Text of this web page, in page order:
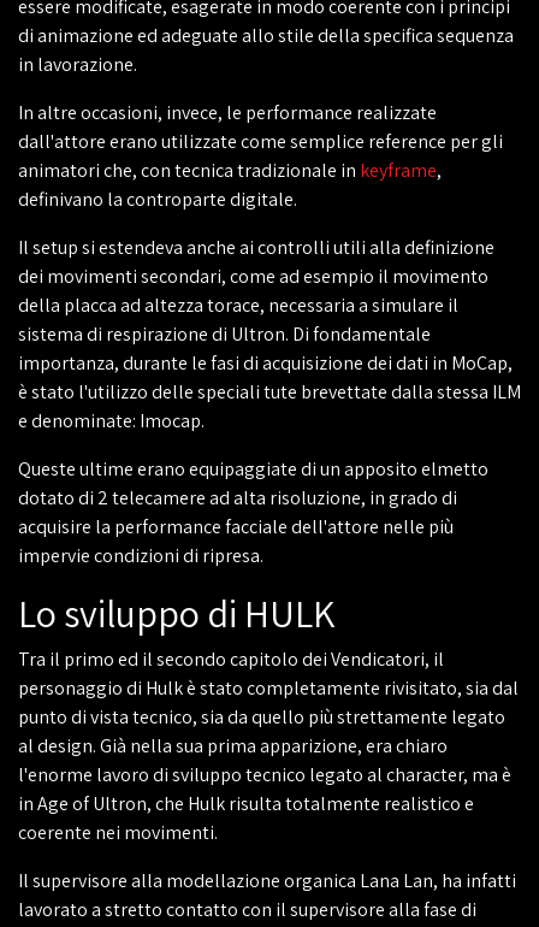
essere modificate, esagerate in modo coerente con i principi
di animazione ed adeguate allo stile della specifica sequenza
in lavorazione.
In altre occasioni, invece, le performance realizzate
dall'attore erano utilizzate come semplice reference per gli
animatori che, con tecnica tradizionale in keyframe,
definivano la controparte digitale.
Il setup si estendeva anche ai controlli utili alla definizione
dei movimenti secondari, come ad esempio il movimento
della placca ad altezza torace, necessaria a simulare il
sistema di respirazione di Ultron. Di fondamentale
importanza, durante le fasi di acquisizione dei dati in MoCap,
è stato l'utilizzo delle speciali tute brevettate dalla stessa ILM
e denominate: Imocap.
Queste ultime erano equipaggiate di un apposito elmetto
dotato di 2 telecamere ad alta risoluzione, in grado di
acquisire la performance facciale dell'attore nelle più
impervie condizioni di ripresa.
Lo sviluppo di HULK
Tra il primo ed il secondo capitolo dei Vendicatori, il
personaggio di Hulk è stato completamente rivisitato, sia dal
punto di vista tecnico, sia da quello più strettamente legato
al design. Già nella sua prima apparizione, era chiaro
l'enorme lavoro di sviluppo tecnico legato al character, ma è
in Age of Ultron, che Hulk risulta totalmente realistico e
coerente nei movimenti.
Il supervisore alla modellazione organica Lana Lan, ha infatti
lavorato a stretto contatto con il supervisore alla fase di